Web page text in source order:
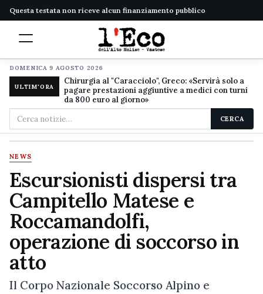
Questa testata non riceve alcun finanziamento pubblico
DOMENICA 9 AGOSTO 2026
ULTIM'ORA
Chirurgia al "Caracciolo", Greco: «Servirà solo a
pagare prestazioni aggiuntive a medici con turni
da 800 euro al giorno»
Cerca
nel
sito
CERCA
NEWS
Escursionisti dispersi tra
Campitello Matese e
Roccamandolfi,
operazione di soccorso in
atto
Il Corpo Nazionale Soccorso Alpino e